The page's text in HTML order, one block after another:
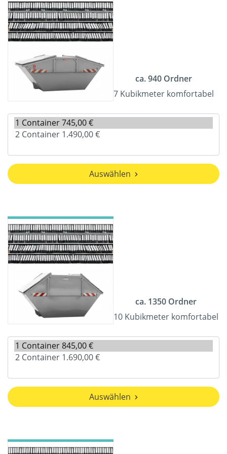
ca. 940 Ordner
7 Kubikmeter komfortabel
Auswählen
ca. 1350 Ordner
10 Kubikmeter komfortabel
Auswählen